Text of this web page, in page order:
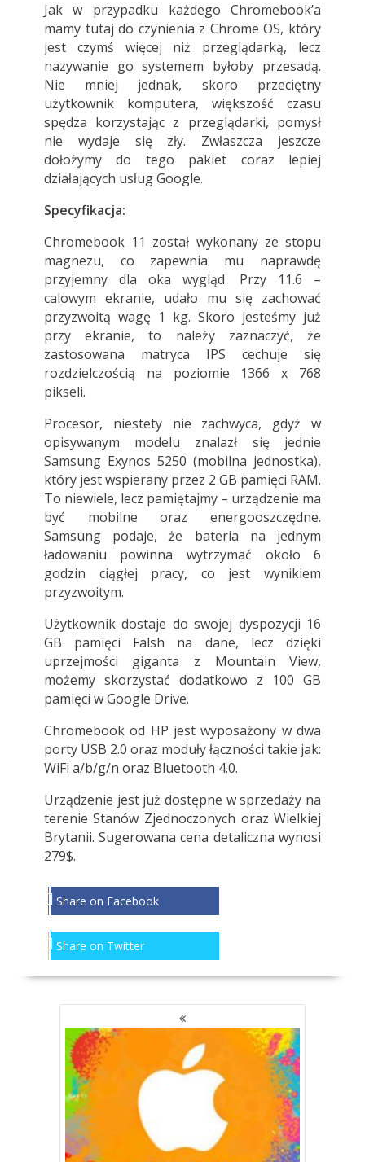
Jak w przypadku każdego Chromebook’a
mamy tutaj do czynienia z Chrome OS, który
jest czymś więcej niż przeglądarką, lecz
nazywanie go systemem byłoby przesadą.
Nie mniej jednak, skoro przeciętny
użytkownik komputera, większość czasu
spędza korzystając z przeglądarki, pomysł
nie wydaje się zły. Zwłaszcza jeszcze
dołożymy do tego pakiet coraz lepiej
działających usług Google.
Specyfikacja:
Chromebook 11 został wykonany ze stopu
magnezu, co zapewnia mu naprawdę
przyjemny dla oka wygląd. Przy 11.6 –
calowym ekranie, udało mu się zachować
przyzwoitą wagę 1 kg. Skoro jesteśmy już
przy ekranie, to należy zaznaczyć, że
zastosowana matryca IPS cechuje się
rozdzielczością na poziomie 1366 x 768
pikseli.
Procesor, niestety nie zachwyca, gdyż w
opisywanym modelu znalazł się jednie
Samsung Exynos 5250 (mobilna jednostka),
który jest wspierany przez 2 GB pamięci RAM.
To niewiele, lecz pamiętajmy – urządzenie ma
być mobilne oraz energooszczędne.
Samsung podaje, że bateria na jednym
ładowaniu powinna wytrzymać około 6
godzin ciągłej pracy, co jest wynikiem
przyzwoitym.
Użytkownik dostaje do swojej dyspozycji 16
GB pamięci Falsh na dane, lecz dzięki
uprzejmości giganta z Mountain View,
możemy skorzystać dodatkowo z 100 GB
pamięci w Google Drive.
Chromebook od HP jest wyposażony w dwa
porty USB 2.0 oraz moduły łączności takie jak:
WiFi a/b/g/n oraz Bluetooth 4.0.
Urządzenie jest już dostępne w sprzedaży na
terenie Stanów Zjednoczonych oraz Wielkiej
Brytanii. Sugerowana cena detaliczna wynosi
279$.
Share on Facebook
Share on Twitter
NAWIGACJA
WPISACH